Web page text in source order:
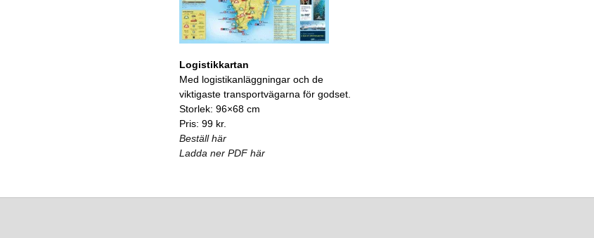
Logistikkartan
Med logistikanläggningar och de
viktigaste transportvägarna för godset.
Storlek: 96×68 cm
Pris: 99 kr.
Beställ här
Ladda ner PDF här